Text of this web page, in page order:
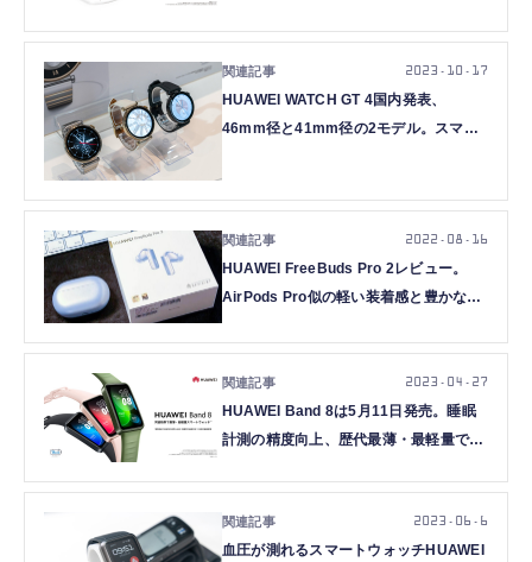
HUAWEI WATCH GT 4国内発表、
46mm径と41mm径の2モデル。スマー
2023.10.17
HUAWEI FreeBuds Pro 2レビュー。
AirPods Pro似の軽い装着感と豊かな低
2022.08.16
HUAWEI Band 8は5月11日発売。睡眠
計測の精度向上、歴代最薄・最軽量で14
2023.04.27
血圧が測れるスマートウォッチHUAWEI
2023.06.6